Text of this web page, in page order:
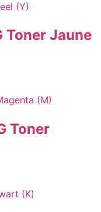
Toner Jaune
Toner